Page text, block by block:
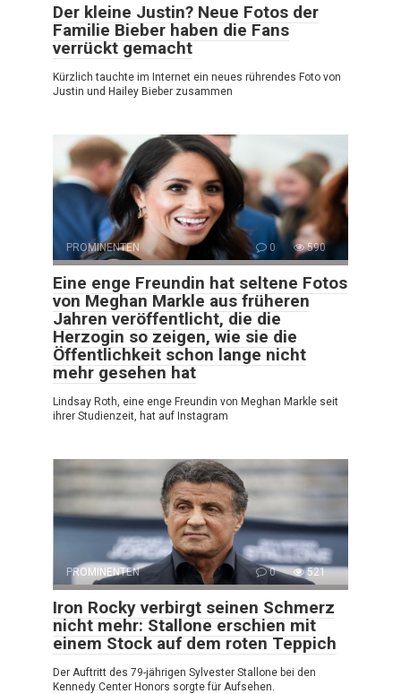
Der kleine Justin? Neue Fotos der
Familie Bieber haben die Fans
verrückt gemacht
Kürzlich tauchte im Internet ein neues rührendes Foto von
Justin und Hailey Bieber zusammen
PROMINENTEN 0 590
Eine enge Freundin hat seltene Fotos
von Meghan Markle aus früheren
Jahren veröffentlicht, die die
Herzogin so zeigen, wie sie die
Öffentlichkeit schon lange nicht
mehr gesehen hat
Lindsay Roth, eine enge Freundin von Meghan Markle seit
ihrer Studienzeit, hat auf Instagram
PROMINENTEN 0 521
Iron Rocky verbirgt seinen Schmerz
nicht mehr: Stallone erschien mit
einem Stock auf dem roten Teppich
Der Auftritt des 79-jährigen Sylvester Stallone bei den
Kennedy Center Honors sorgte für Aufsehen.